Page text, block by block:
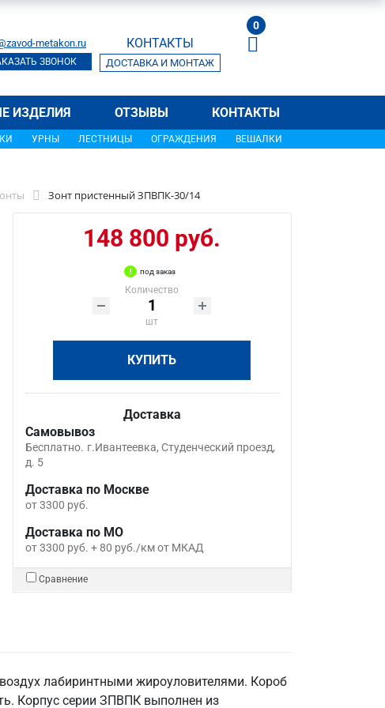
metakon.ru
ЗВОНОК
КОНТАКТЫ
ДОСТАВКА И МОНТАЖ
0
ИЗДЕЛИЯ ОТЗЫВЫ КОНТАКТЫ
УРНЫ ЛЕСТНИЦЫ ОГРАЖДЕНИЯ ВЕШАЛКИ
Зонт пристенный ЗПВПК-30/14
148 800 руб.
под заказ
Количество
шт
КУПИТЬ
Доставка
Самовывоз
Бесплатно. г.Ивантеевка, Студенческий проезд,
д. 5
Доставка по Москве
от 3300 руб.
Доставка по МО
от 3300 руб. + 80 руб./км от МКАД
Сравнение
лабиринтными жироуловителями. Короб
Корпус серии ЗПВПК выполнен из